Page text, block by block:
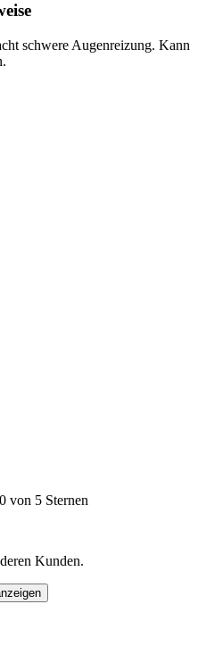
schwere Augenreizung. Kann
von 5 Sternen
Kunden.